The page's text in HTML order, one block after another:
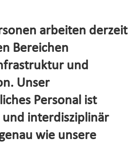
arbeiten derzeit
Bereichen
und
Unser
Personal ist
interdisziplinär
wie unsere